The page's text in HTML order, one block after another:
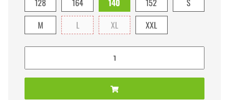
128
164 140 152
S
M
L XL XXL